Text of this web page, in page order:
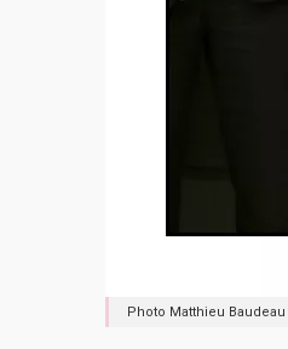
Photo Matthieu Baudeau